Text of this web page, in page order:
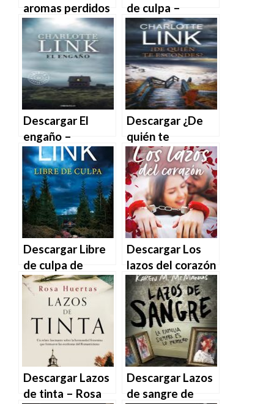
aromas perdidos
de Charlotte Link
en EPUB | PDF |
MOBI
de culpa –
Charlotte Link en
EPUB | PDF |
MOBI
Descargar El
engaño –
Charlotte Link en
EPUB | PDF |
MOBI
Descargar ¿De
quién te
escondes? –
Charlotte Link en
EPUB | PDF |
MOBI
Descargar Libre
de culpa de
Charlotte Link en
EPUB | PDF |
MOBI
Descargar Los
lazos del corazón
de Sara Agnès L.
en EPUB | PDF |
MOBI
Descargar Lazos
de tinta – Rosa
Descargar Lazos
de sangre de